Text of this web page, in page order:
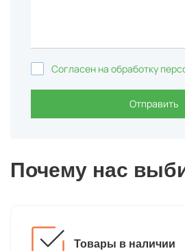
Согласен на обработку
Отправить
Почему нас
Товары в наличии